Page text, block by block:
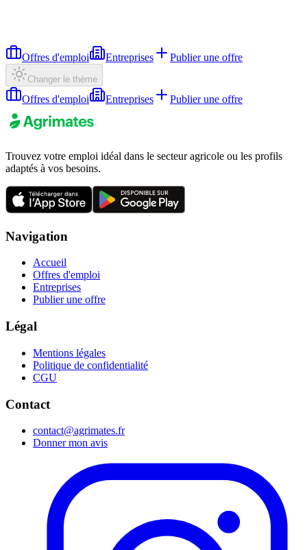
Offres d'emploi Entreprises Publier une offre
Changer le thème
Offres d'emploi Entreprises Publier une offre
Trouvez votre emploi idéal dans le secteur agricole ou les profils
adaptés à vos besoins.
Navigation
Accueil
Offres d'emploi
Entreprises
Publier une offre
Légal
Mentions légales
Politique de confidentialité
CGU
Contact
contact@agrimates.fr
Donner mon avis